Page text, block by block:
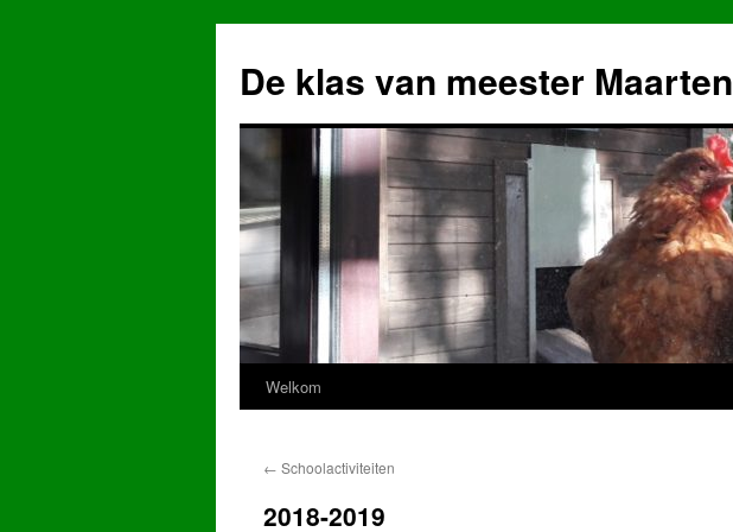
de
inhoud
De klas van meester Maarten
Welkom
← Schoolactiviteiten
2018-2019